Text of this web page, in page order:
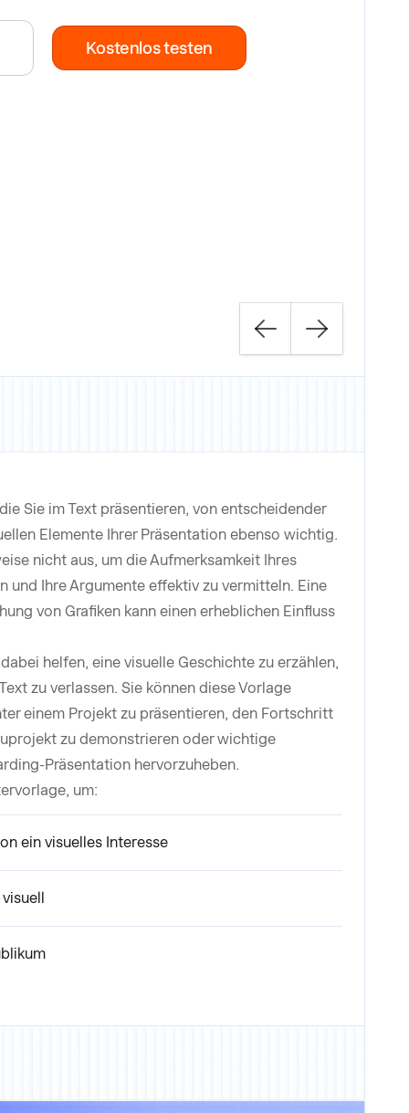
Kostenlos testen
Sie im Text präsentieren, von entscheidender
Elemente Ihrer Präsentation ebenso wichtig.
nicht aus, um die Aufmerksamkeit Ihres
und Ihre Argumente effektiv zu vermitteln. Eine
von Grafiken kann einen erheblichen Einfluss
helfen, eine visuelle Geschichte zu erzählen,
zu verlassen. Sie können diese Vorlage
einem Projekt zu präsentieren, den Fortschritt
zu demonstrieren oder wichtige
Präsentation hervorzuheben.
um:
ein visuelles Interesse